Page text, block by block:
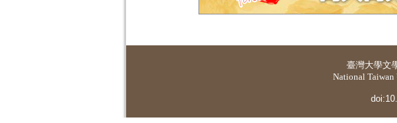
臺灣大學文
National